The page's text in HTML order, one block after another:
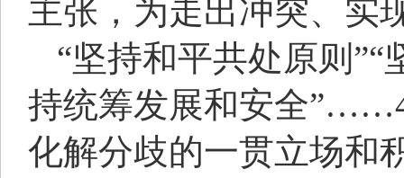
主张，为走出冲突、实
“坚持和平共处原则”“
持统筹发展和安全
化解分歧的一贯立场和